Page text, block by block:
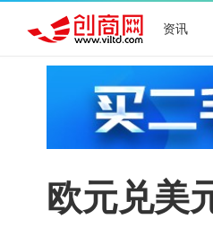
资讯
欧元兑美